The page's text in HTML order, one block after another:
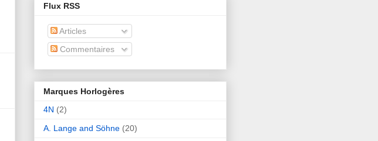
Flux RSS
Articles
Commentaires
Marques Horlogères
4N (2)
A. Lange and Söhne (20)